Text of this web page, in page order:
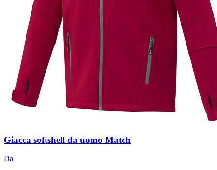
Giacca softshell da uomo Match
Da